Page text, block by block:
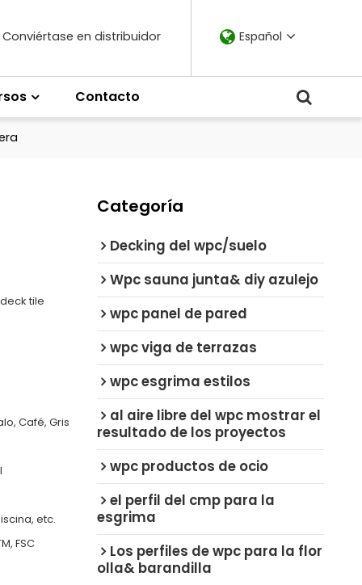
Conviértase en distribuidor
Contacto
Español
tile
Café, Gris
etc.
FSC
Categoría
Decking del wpc/suelo
Wpc sauna junta& diy azulejo
wpc panel de pared
wpc viga de terrazas
wpc esgrima estilos
al aire libre del wpc mostrar el
resultado de los proyectos
wpc productos de ocio
el perfil del cmp para la
esgrima
Los perfiles de wpc para la flor
olla& barandilla